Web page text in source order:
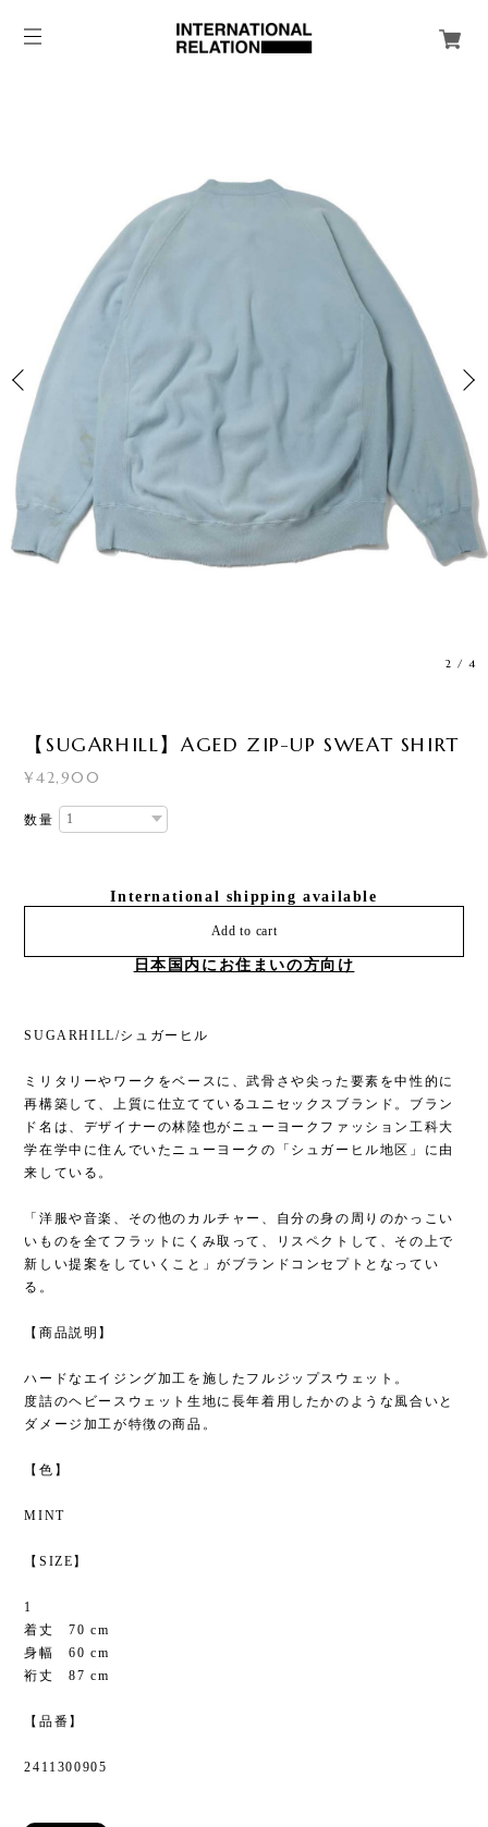
2 /4
【SUGARHILL】AGED ZIP-UP SWEAT SHIRT
¥42,900
数量
International shipping available
Add to cart
日本国内にお住まいの方向け
SUGARHILL/シュガーヒル
ミリタリーやワークをベースに、武骨さや尖った要素を中性的に
再構築して、上質に仕立てているユニセックスブランド。ブラン
ド名は、デザイナーの林陸也がニューヨークファッション工科大
学在学中に住んでいたニューヨークの「シュガーヒル地区」に由
来している。
「洋服や音楽、その他のカルチャー、自分の身の周りのかっこい
いものを全てフラットにくみ取って、リスペクトして、その上で
新しい提案をしていくこと」がブランドコンセプトとなってい
る。
【商品説明】
ハードなエイジング加工を施したフルジップスウェット。
度詰のヘビースウェット生地に長年着用したかのような風合いと
ダメージ加工が特徴の商品。
【色】
MINT
【SIZE】
1
着丈 70 cm
身幅 60 cm
裄丈 87 cm
【品番】
2411300905